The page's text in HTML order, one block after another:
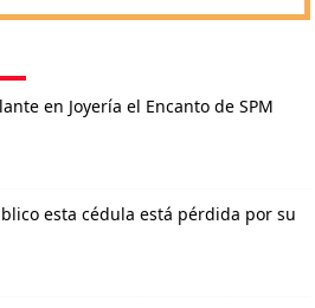
en Joyería el Encanto de SPM
esta cédula está pérdida por su